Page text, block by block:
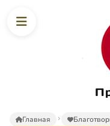
Главная